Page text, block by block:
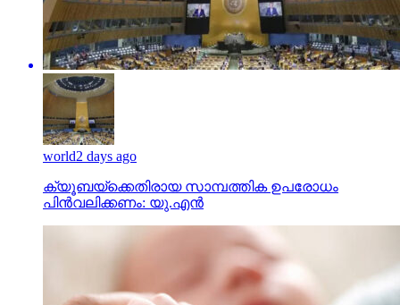
world2 days ago
ക്യൂബയ്ക്കെതിരായ സാമ്പത്തിക ഉപരോധം
പിന്‍വലിക്കണം: യു.എന്‍